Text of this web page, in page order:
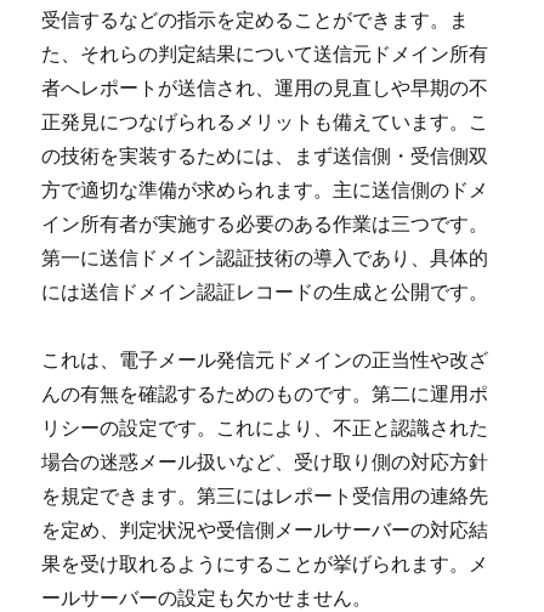
受信するなどの指示を定めることができます。ま
た、それらの判定結果について送信元ドメイン所有
者へレポートが送信され、運用の見直しや早期の不
正発見につなげられるメリットも備えています。こ
の技術を実装するためには、まず送信側・受信側双
方で適切な準備が求められます。主に送信側のドメ
イン所有者が実施する必要のある作業は三つです。
第一に送信ドメイン認証技術の導入であり、具体的
には送信ドメイン認証レコードの生成と公開です。
これは、電子メール発信元ドメインの正当性や改ざ
んの有無を確認するためのものです。第二に運用ポ
リシーの設定です。これにより、不正と認識された
場合の迷惑メール扱いなど、受け取り側の対応方針
を規定できます。第三にはレポート受信用の連絡先
を定め、判定状況や受信側メールサーバーの対応結
果を受け取れるようにすることが挙げられます。メ
ールサーバーの設定も欠かせません。